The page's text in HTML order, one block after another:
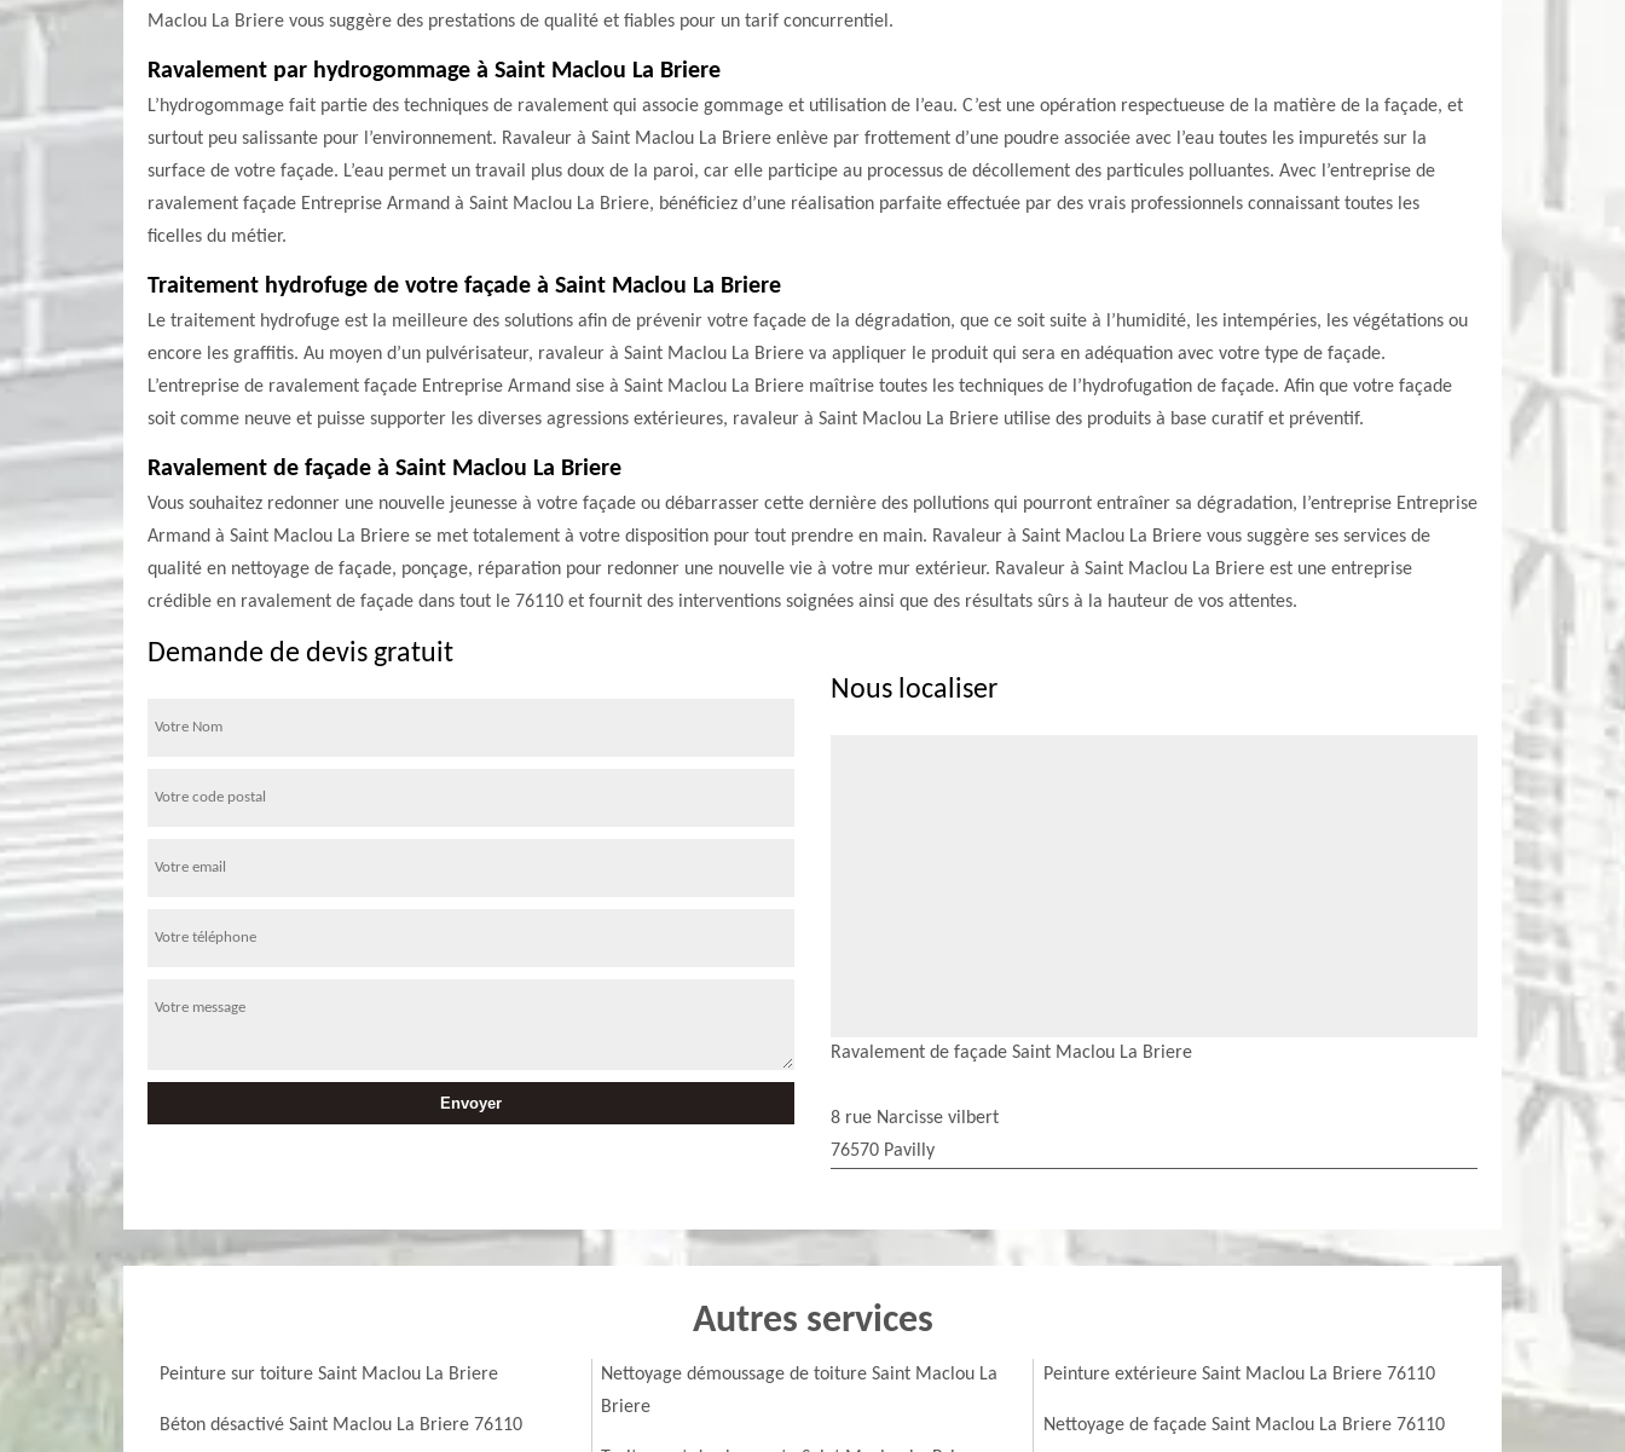
Maclou La Briere vous suggère des prestations de qualité et fiables pour un tarif concurrentiel.
Ravalement par hydrogommage à Saint Maclou La Briere
L’hydrogommage fait partie des techniques de ravalement qui associe gommage et utilisation de l’eau. C’est une opération respectueuse de la matière de la façade, et
surtout peu salissante pour l’environnement. Ravaleur à Saint Maclou La Briere enlève par frottement d’une poudre associée avec l’eau toutes les impuretés sur la
surface de votre façade. L’eau permet un travail plus doux de la paroi, car elle participe au processus de décollement des particules polluantes. Avec l’entreprise de
ravalement façade Entreprise Armand à Saint Maclou La Briere, bénéficiez d’une réalisation parfaite effectuée par des vrais professionnels connaissant toutes les
ficelles du métier.
Traitement hydrofuge de votre façade à Saint Maclou La Briere
Le traitement hydrofuge est la meilleure des solutions afin de prévenir votre façade de la dégradation, que ce soit suite à l’humidité, les intempéries, les végétations ou
encore les graffitis. Au moyen d’un pulvérisateur, ravaleur à Saint Maclou La Briere va appliquer le produit qui sera en adéquation avec votre type de façade.
L’entreprise de ravalement façade Entreprise Armand sise à Saint Maclou La Briere maîtrise toutes les techniques de l’hydrofugation de façade. Afin que votre façade
soit comme neuve et puisse supporter les diverses agressions extérieures, ravaleur à Saint Maclou La Briere utilise des produits à base curatif et préventif.
Ravalement de façade à Saint Maclou La Briere
Vous souhaitez redonner une nouvelle jeunesse à votre façade ou débarrasser cette dernière des pollutions qui pourront entraîner sa dégradation, l’entreprise Entreprise
Armand à Saint Maclou La Briere se met totalement à votre disposition pour tout prendre en main. Ravaleur à Saint Maclou La Briere vous suggère ses services de
qualité en nettoyage de façade, ponçage, réparation pour redonner une nouvelle vie à votre mur extérieur. Ravaleur à Saint Maclou La Briere est une entreprise
crédible en ravalement de façade dans tout le 76110 et fournit des interventions soignées ainsi que des résultats sûrs à la hauteur de vos attentes.
Demande de devis gratuit
Nous localiser
Ravalement de façade Saint Maclou La Briere
8 rue Narcisse vilbert
76570 Pavilly
Autres services
Peinture sur toiture Saint Maclou La Briere
Béton désactivé Saint Maclou La Briere 76110
Nettoyage démoussage de toiture Saint Maclou La
Briere
Peinture extérieure Saint Maclou La Briere 76110
Nettoyage de façade Saint Maclou La Briere 76110